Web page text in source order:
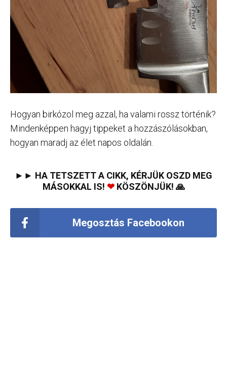
Hogyan birkózol meg azzal, ha valami rossz történik?
Mindenképpen hagyj tippeket a hozzászólásokban,
hogyan maradj az élet napos oldalán.
►► HA TETSZETT A CIKK, KÉRJÜK OSZD MEG
MÁSOKKAL IS! ❤KÖSZÖNJÜK! 🙏
Megosztás Facebookon